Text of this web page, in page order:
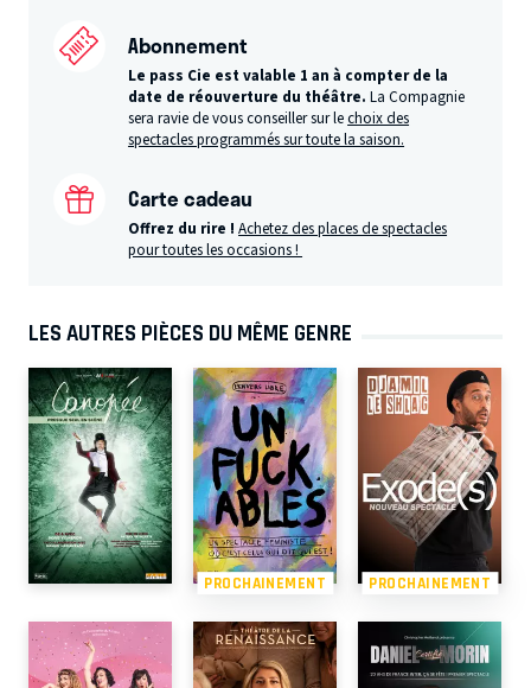
Abonnement
Le pass Cie est valable 1 an à compter de la
date de réouverture du théâtre.La Compagnie
sera ravie de vous conseiller sur lechoix des
spectacles programmés sur toute la saison.
Carte cadeau
Offrez du rire ! Achetez des places de spectacles
pour toutes les occasions !
LES AUTRES PIÈCES DU MÊME GENRE
PROCHAINEMENT PROCHAINEMENT